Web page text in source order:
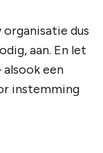
dus
aan. En let
een
instemming